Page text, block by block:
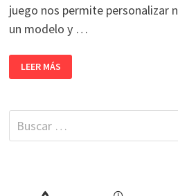
juego nos permite personalizar
un modelo y …
OPENARENA,
JUEGO
LIBRE
EN
PRIMERA
PERSONA
LEER MÁS
Buscar: